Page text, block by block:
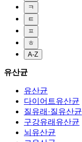
ㅋ
ㅌ
ㅍ
ㅎ
A-Z
유산균
유산균
다이어트유산균
질유래·질유산균
구강유래유산균
뇌유산균